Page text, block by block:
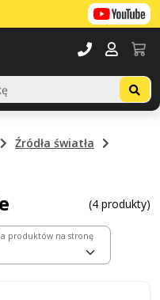
Źródła światła
(4 produkty)
produktów na stronę